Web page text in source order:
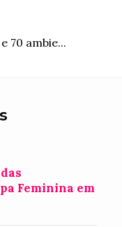
70 ambie...
Feminina em